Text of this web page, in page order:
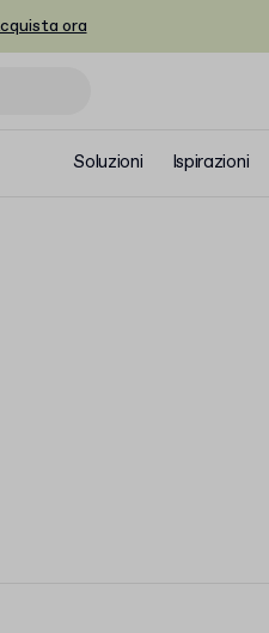
ora
Soluzioni Ispirazioni